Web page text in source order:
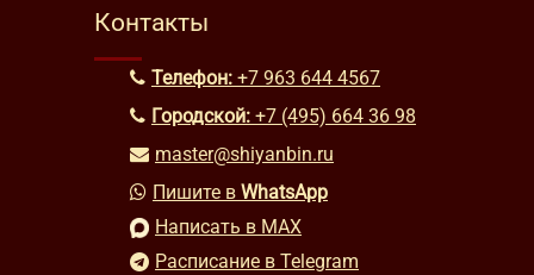
Контакты
Телефон: +7 963 644 4567
Городской: +7 (495) 664 36 98
master@shiyanbin.ru
Пишите в WhatsApp
Написать в MAX
Расписание в Telegram